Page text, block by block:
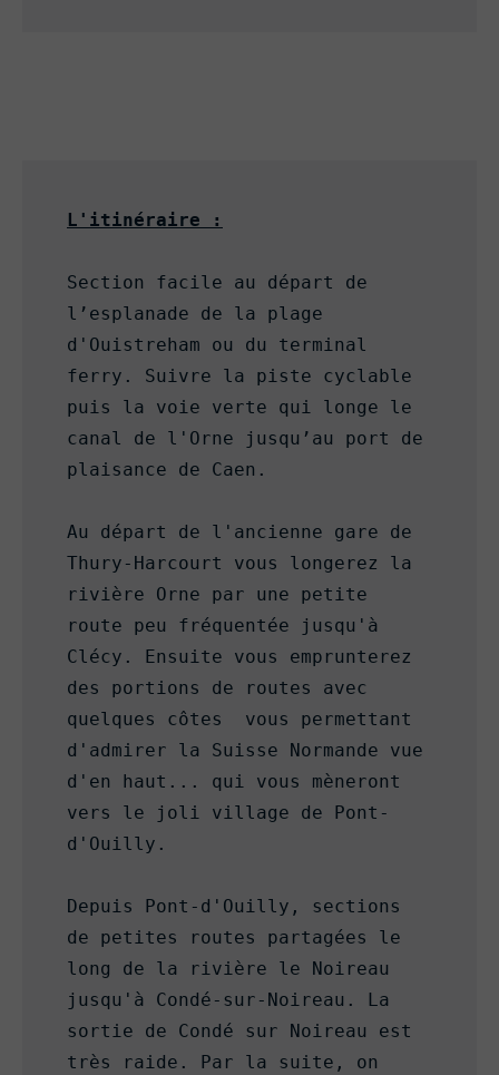
L'itinéraire :
Section facile au départ de
l’esplanade de la plage
d'Ouistreham ou du terminal
ferry. Suivre la piste cyclable
puis la voie verte qui longe le
canal de l'Orne jusqu’au port de
plaisance de Caen.
Au départ de l'ancienne gare de
Thury-Harcourt vous longerez la
rivière Orne par une petite
route peu fréquentée jusqu'à
Clécy. Ensuite vous emprunterez
des portions de routes avec
quelques côtes  vous permettant
d'admirer la Suisse Normande vue
d'en haut... qui vous mèneront
vers le joli village de Pont-
d'Ouilly.
Depuis Pont-d'Ouilly, sections
de petites routes partagées le
long de la rivière le Noireau
jusqu'à Condé-sur-Noireau. La
sortie de Condé sur Noireau est
très raide. Par la suite, on